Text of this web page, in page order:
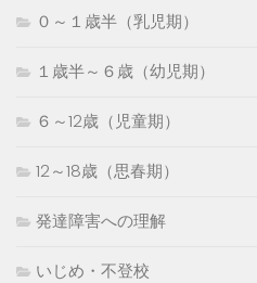
０～１歳半（乳児期）
１歳半～６歳（幼児期）
６～12歳（児童期）
12～18歳（思春期）
発達障害への理解
いじめ・不登校